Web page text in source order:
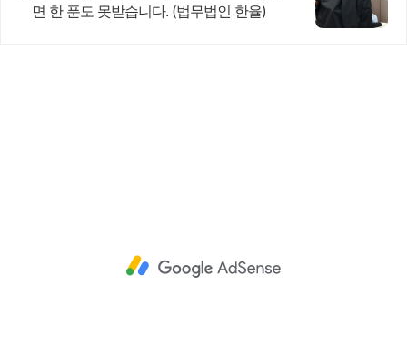
면 한 푼도 못받습니다. (법무법인 한율)